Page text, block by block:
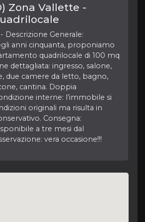
Zona Vallette -
Descrizione Generale:
anni cinquanta, proponiamo
quadrilocale di 100 mq
dettagliata: ingresso, salone,
due camere da letto, bagno,
cantina. Doppia
interne: l’immobile si
originali ma risulta in
Consegna:
a tre mesi dal
vera occasione!!!